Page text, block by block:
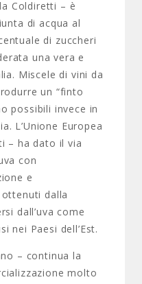
Coldiretti – è
di acqua al
di zuccheri
una vera e
Miscele di vini da
un “finto
possibili invece in
L’Unione Europea
– ha dato il via
con
e
dalla
dall’uva come
nei Paesi dell’Est.
– continua la
molto